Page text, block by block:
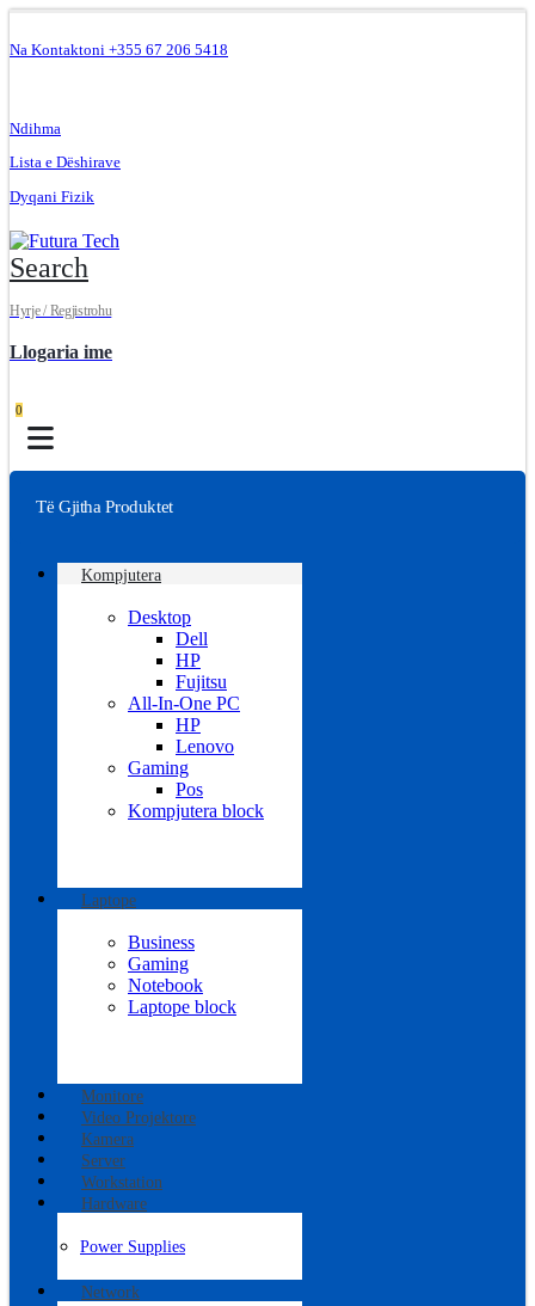
Na Kontaktoni +355 67 206 5418
Ndihma
Lista e Dëshirave
Dyqani Fizik
Search
Hyrje / Regjistrohu
Llogaria ime
0
Të Gjitha Produktet
Kompjutera
Desktop
Dell
HP
Fujitsu
All-In-One PC
HP
Lenovo
Gaming
Pos
Kompjutera block
Laptope
Business
Gaming
Notebook
Laptope block
Monitore
Video Projektore
Kamera
Server
Workstation
Hardware
Power Supplies
Network